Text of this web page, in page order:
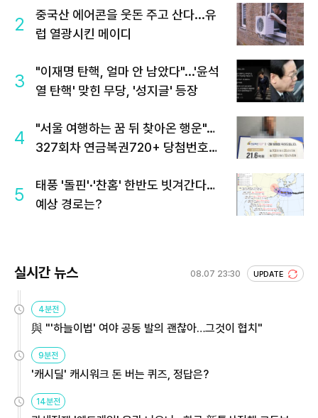
2
중국산 에어콘을 웃돈 주고 산다...유
럽 열광시킨 메이디
3
"이재명 탄핵, 얼마 안 남았다"...'윤석
열 탄핵' 맞힌 무당, '성지글' 등장
4
"서울 여행하는 꿈 뒤 찾아온 행운"…
327회차 연금복권720+ 당첨번호조
5
태풍 '돌핀'·'찬홈' 한반도 빗겨간다…
예상 경로는?
실시간 뉴스 08.07 23:30 UPDATE
4분전
與 "'하늘이법' 여야 공동 발의 괜찮아…그것이 협치"
9분전
'캐시딜' 캐시워크 돈 버는 퀴즈, 정답은?
14분전